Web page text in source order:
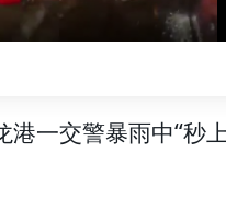
一交警暴雨中“秒